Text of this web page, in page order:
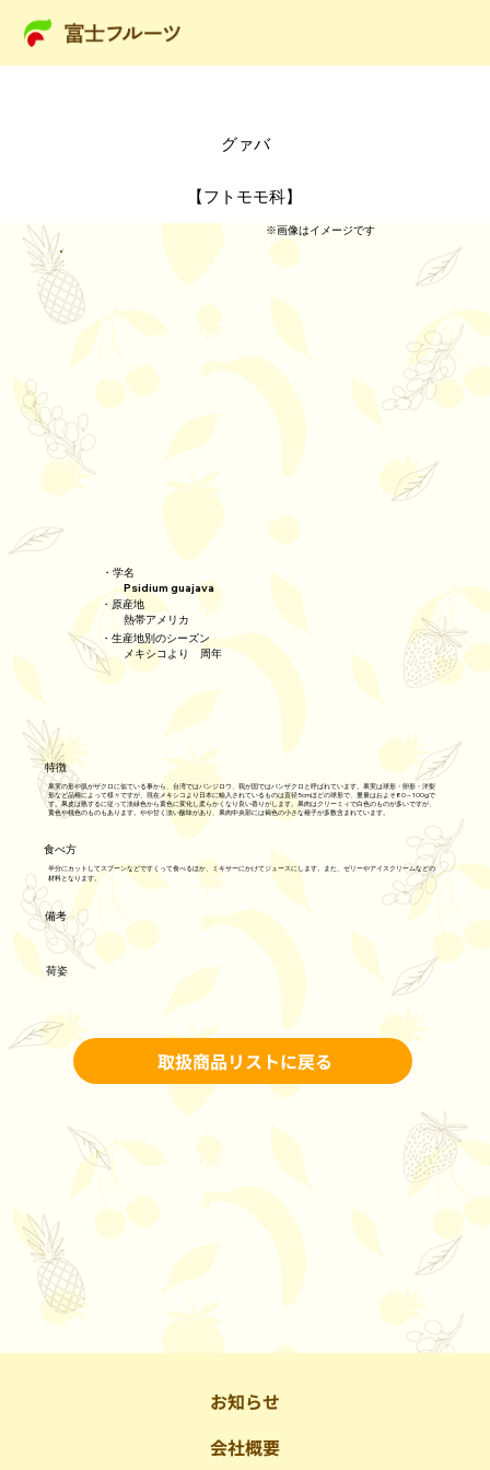
果実の形や肌がザクロに似ている事から、台湾ではバンジロウ、我が国ではバンザクロと呼ばれています。果実は球形・卵形・洋梨
形など品種によって様々ですが、現在メキシコより日本に輸入されているものは直径5cmほどの球形で、重量はおよそ80～100gで
す。果皮は熟するに従って淡緑色から黄色に変化し柔らかくなり良い香りがします。果肉はクリーミィで白色のものが多いですが、
黄色や桃色のものもあります。やや甘く淡い酸味があり、果肉中央部には褐色の小さな種子が多数含まれています。
特徴
半分にカットしてスプーンなどですくって食べるほか、ミキサーにかけてジュースにします。また、ゼリーやアイスクリームなどの
材料となります。
食べ方
備考
荷姿
取扱商品リストに戻る
・生産地別のシーズン
メキシコより 周年
・原産地
熱帯アメリカ
・学名
Psidium guajava
​※画像はイメージです
グァバ
【フトモモ科】
お知らせ
会社概要